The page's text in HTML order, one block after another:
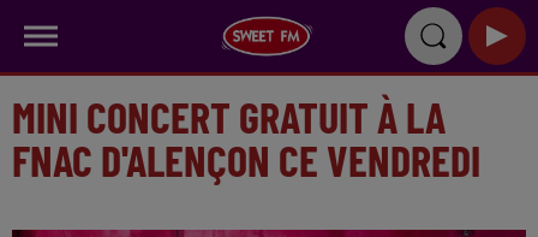
MINI CONCERT GRATUIT À LA
FNAC D'ALENÇON CE VENDREDI